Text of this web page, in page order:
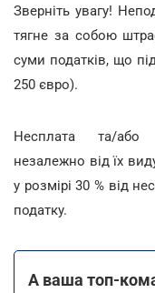
Зверніть увагу!
тягне за собою
суми податків, що
250 євро).
Несплата та/або
незалежно від їх
у розмірі 30 % від
податку.
А ваша топ-